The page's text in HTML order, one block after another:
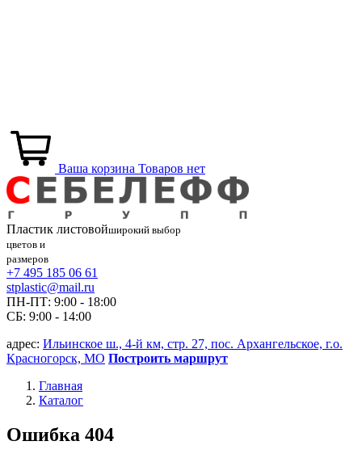
Ваша корзина Товаров нет
Пластик листовойширокий выбор
цветов и
размеров
+7 495 185 06 61
stplastic@mail.ru
ПН-ПТ: 9:00 - 18:00
СБ: 9:00 - 14:00
адрес: Ильинское ш., 4-й км, стр. 27, пос. Архангельское, г.о.
Красногорск, МО Построить маршрут
Главная
Каталог
Ошибка 404